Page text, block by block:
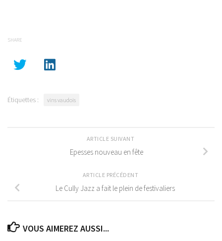
SHARE
Étiquettes : vins vaudois
ARTICLE SUIVANT
Epesses nouveau en fête
ARTICLE PRÉCÉDENT
Le Cully Jazz a fait le plein de festivaliers
VOUS AIMEREZ AUSSI...